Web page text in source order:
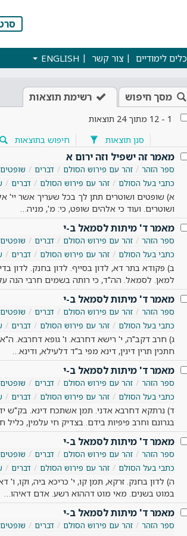
כלים לימודיים צור קשר ENGLISH
מסך חיפוש רשימת תוצאות
1
-
12 מתוך24 תוצאות
סנן תוצאות
חיפוש בתוצאות
מאמר זה ישפיל וזה ירום א
ספר הזהר זהר עם פירוש הסולם דברים שופטים
כתבי בעל הסולם
זהר עם פירוש הסולם דברים
א) שופטים ושוטרים תתן לך בכל שעריך אשר יי'
ושוטרים. ועוד כי אלהים שופט, כי: מ', מניה…
מאמר ד' מיתות לסמאל ב-י
ספר הזהר זהר עם פירוש הסולם דברים שופטים
כתבי בעל הסולם
זהר עם פירוש הסולם דברים
ב) פקודא בתר דא, לדון בסייף. לדון בחנק. לדון
למאן. לסמאל. הה"ד, כי רותה בשמים חרבי הנה
מאמר ד' מיתות לסמאל ב-י
ספר הזהר זהר עם פירוש הסולם דברים שופטים
כתבי בעל הסולם
זהר עם פירוש הסולם דברים
ג) חרב דקב"ה, י' רישא דחרבא. ו' גופא דחרבא.
חתכין תרין דינין, דינא מפי ב"ד דלעילא, ודינא…
מאמר ד' מיתות לסמאל ב-י
ספר הזהר זהר עם פירוש הסולם דברים שופטים
כתבי בעל הסולם
זהר עם פירוש הסולם דברים
ד) נרתקא דחרבא אדני. תמן אשתכח דינא. בק"ש
בגרונם וחרב פיפיות בידם. בצדיק חי עלמין, כליל
מאמר ד' מיתות לסמאל ב-י
ספר הזהר זהר עם פירוש הסולם דברים שופטים
כתבי בעל הסולם
זהר עם פירוש הסולם דברים
ה) לדון בחנק. זרקא, תמן קו, י' כריכא ביה, וקו,
במוט בשנים. מאי מוט דההוא רשע. אדם דאיהו…
מאמר ד' מיתות לסמאל ב-י
ספר הזהר זהר עם פירוש הסולם דברים שופטים